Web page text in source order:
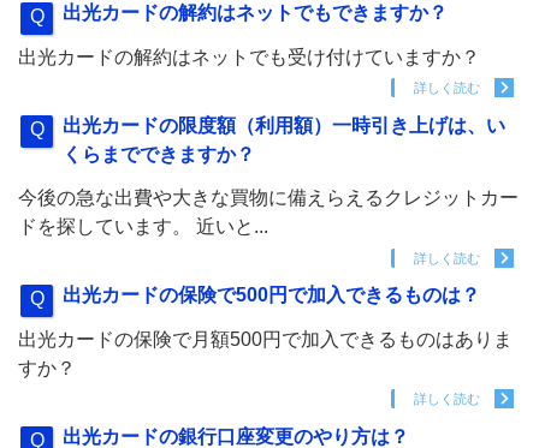
出光カードの解約はネットでもできますか？
出光カードの解約はネットでも受け付けていますか？
詳しく読む
出光カードの限度額（利用額）一時引き上げは、い
くらまでできますか？
今後の急な出費や大きな買物に備えらえるクレジットカー
ドを探しています。 近いと...
詳しく読む
出光カードの保険で500円で加入できるものは？
出光カードの保険で月額500円で加入できるものはありま
すか？
詳しく読む
出光カードの銀行口座変更のやり方は？